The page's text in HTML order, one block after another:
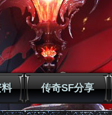
传奇SF分享